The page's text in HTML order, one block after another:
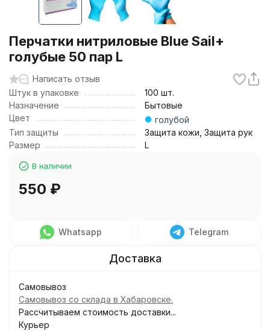
Перчатки нитриловые Blue Sail+
голубые 50 пар L
Написать отзыв
Штук в упаковке
100 шт.
Назначение
Бытовые
Цвет
голубой
Тип защиты
Защита кожи, Защита рук
Размер
L
В наличии
550 ₽
Whatsapp Telegram
Самовывоз
Самовывоз со склада в Хабаровске.
Рассчитываем стоимость доставки...
Курьер